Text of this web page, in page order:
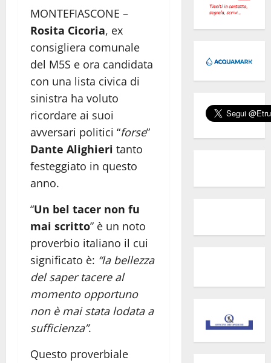
MONTEFIASCONE –
Rosita Cicoria, ex
consigliera comunale
del M5S e ora candidata
con una lista civica di
sinistra ha voluto
ricordare ai suoi
avversari politici “forse”
Dante Alighieri tanto
festeggiato in questo
anno.
“Un bel tacer non fu
mai scritto” è un noto
proverbio italiano il cui
significato è: “la bellezza
del saper tacere al
momento opportuno
non è mai stata lodata a
sufficienza”.
Questo proverbiale